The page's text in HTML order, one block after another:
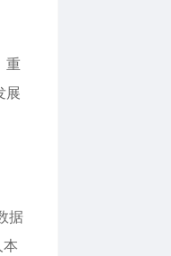
重
展
据